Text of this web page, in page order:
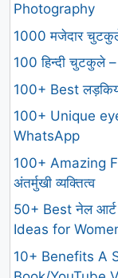
Photography
1000 मजेदार
100 हिन्दी चुटकुले
100+ Best
100+ Unique
WhatsApp
100+ Amazing
अंतर्मुखी व्यक्तित्व
50+ Best नेल आर्ट
Ideas for
10+ Benefits A